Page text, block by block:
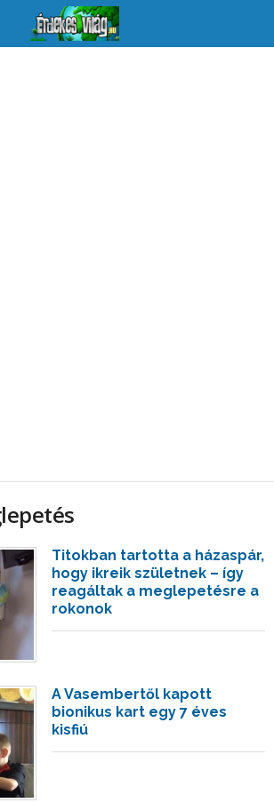
Titokban tartotta a házaspár,
hogy ikreik születnek – így
reagáltak a meglepetésre a
rokonok
A Vasembertől kapott
bionikus kart egy 7 éves
kisfiú